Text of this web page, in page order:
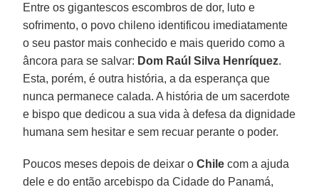
Entre os gigantescos escombros de dor, luto e
sofrimento, o povo chileno identificou imediatamente
o seu pastor mais conhecido e mais querido como a
âncora para se salvar: Dom Raúl Silva Henríquez.
Esta, porém, é outra história, a da esperança que
nunca permanece calada. A história de um sacerdote
e bispo que dedicou a sua vida à defesa da dignidade
humana sem hesitar e sem recuar perante o poder.
Poucos meses depois de deixar oChile com a ajuda
dele e do então arcebispo da Cidade do Panamá,